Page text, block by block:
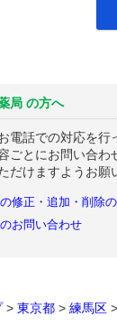
局 の方へ
電話での対応を行
ごとにお問い合
だけますようお願
修正・追加・削除
のお問い合わせ
> 東京都 > 練馬区 >